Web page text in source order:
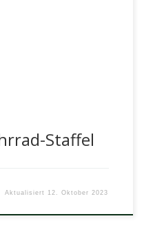
Staffel
Aktualisiert 12. Oktober 2023